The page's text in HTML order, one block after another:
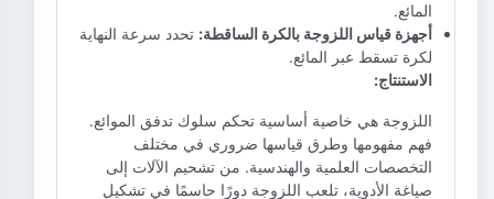
المائع.
أجهزة قياس اللزوجة بالكرة الساقطة: تحدد سرعة النهاية
لكرة تسقط عبر المائع.
الاستنتاج:
اللزوجة هي خاصية أساسية تحكم سلوك تدفق الموائع.
فهم مفهومها وطرق قياسها ضروري في مختلف
التخصصات العلمية والهندسية. من تشحيم الآلات إلى
صياغة الأدوية، تلعب اللزوجة دورًا حاسمًا في تشكيل